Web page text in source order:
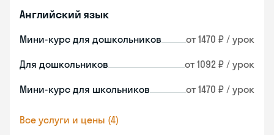
Английский язык
Мини-курс для дошкольников от 1470 ₽ / урок
Для дошкольников от 1092 ₽ / урок
Мини-курс для школьников от 1470 ₽ / урок
Все услуги и цены (4)